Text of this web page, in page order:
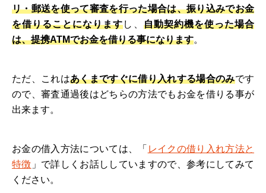
リ・郵送を使って審査を行った場合は、振り込みでお金
を借りることになりますし、 自動契約機を使った場合
は、提携ATMでお金を借りる事になります。
ただ、これはあくまですぐに借り入れする場合のみです
ので、審査通過後はどちらの方法でもお金を借りる事が
出来ます。
お金の借入方法については、「 レイクの借り入れ方法と
特徴 」で詳しくお話ししていますので、参考にしてみて
ください。